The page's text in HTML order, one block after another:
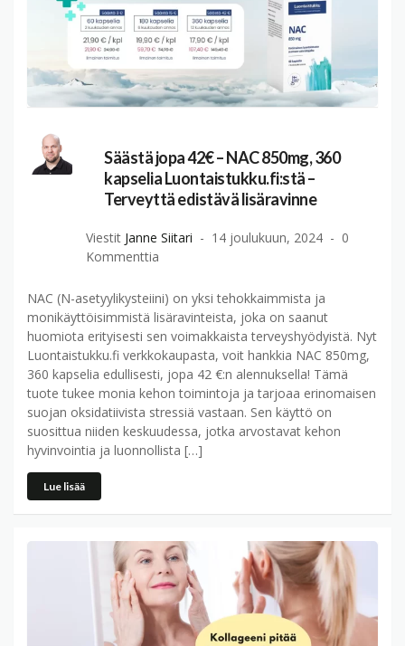
Säästä jopa 42€ – NAC 850mg, 360
kapselia Luontaistukku.fi:stä –
Terveyttä edistävä lisäravinne
Viestit Janne Siitari 14 joulukuun, 2024
0
Kommenttia
NAC (N-asetyylikysteiini) on yksi tehokkaimmista ja
monikäyttöisimmistä lisäravinteista, joka on saanut
huomiota erityisesti sen voimakkaista terveyshyödyistä. Nyt
Luontaistukku.fi verkkokaupasta, voit hankkia NAC 850mg,
360 kapselia edullisesti, jopa 42 €:n alennuksella! Tämä
tuote tukee monia kehon toimintoja ja tarjoaa erinomaisen
suojan oksidatiivista stressiä vastaan. Sen käyttö on
suosittua niiden keskuudessa, jotka arvostavat kehon
hyvinvointia ja luonnollista […]
Lue lisää